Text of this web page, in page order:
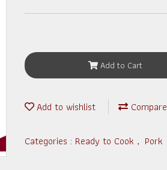
Add to Cart
Add to wishlist Compare
Categories : Ready to Cook , Pork